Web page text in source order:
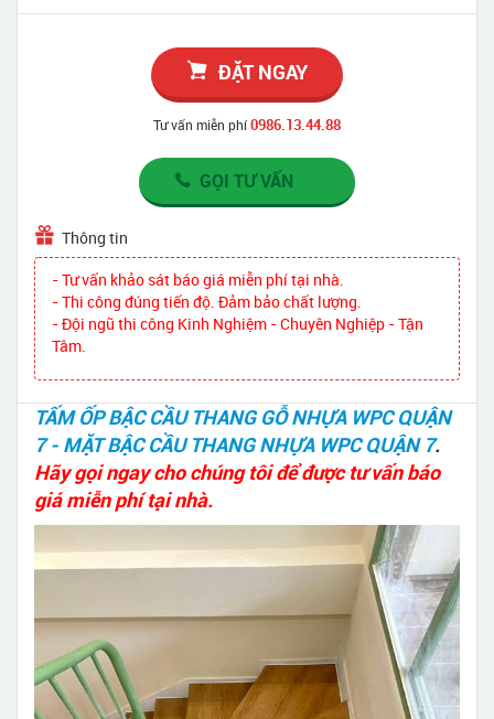
ĐẶT NGAY
Tư vấn miễn phí0986.13.44.88
GỌI TƯ VẤN
Thông tin
- Tư vấn khảo sát báo giá miễn phí tại nhà.
- Thi công đúng tiến độ. Đảm bảo chất lượng.
- Đội ngũ thi công Kinh Nghiệm - Chuyên Nghiệp - Tận
Tâm.
TẤM ỐP BẬC CẦU THANG GỖ NHỰA WPC QUẬN
7 - MẶT BẬC CẦU THANG NHỰA WPC QUẬN 7.
Hãy gọi ngay cho chúng tôi để được tư vấn báo
giá miễn phí tại nhà.